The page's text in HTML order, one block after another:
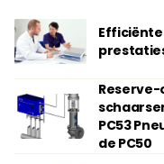
prestaties
PC53
de PC50